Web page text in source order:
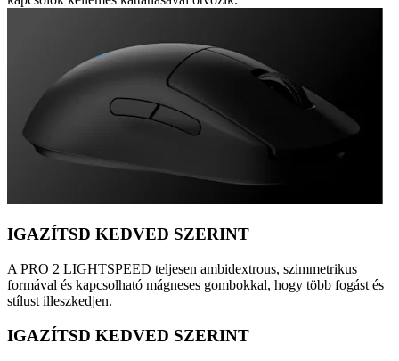
IGAZÍTSD KEDVED SZERINT
A PRO 2 LIGHTSPEED teljesen ambidextrous, szimmetrikus
formával és kapcsolható mágneses gombokkal, hogy több fogást és
stílust illeszkedjen.
IGAZÍTSD KEDVED SZERINT